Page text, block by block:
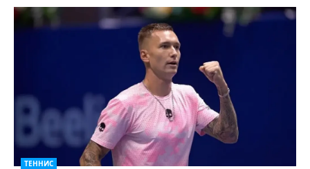
ТЕННИС